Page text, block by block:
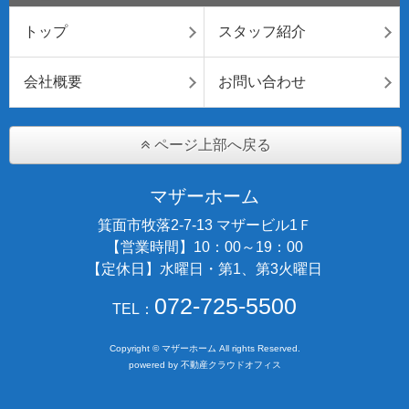
トップ スタッフ紹介
会社概要 お問い合わせ
ページ上部へ戻る
マザーホーム
箕面市牧落2-7-13 マザービル1Ｆ
【営業時間】10：00～19：00
【定休日】水曜日・第1、第3火曜日
TEL： 072-725-5500
Copyright © マザーホーム All rights Reserved.
powered by 不動産クラウドオフィス